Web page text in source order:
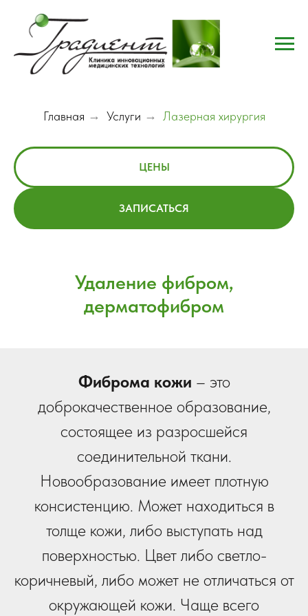
Главная → Услуги → Лазерная хирургия
ЦЕНЫ
ЗАПИСАТЬСЯ
Удаление фибром,
дерматофибром
Фиброма кожи – это
доброкачественное образование,
состоящее из разросшейся
соединительной ткани.
Новообразование имеет плотную
консистенцию. Может находиться в
толще кожи, либо выступать над
поверхностью. Цвет либо светло-
коричневый, либо может не отличаться от
окружающей кожи. Чаще всего